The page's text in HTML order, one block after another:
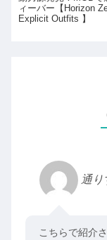
ィーバー【Horizon
Explicit Outfits 】
通り
こちらで紹介